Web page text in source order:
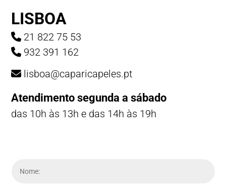
LISBOA
21 822 75 53
932 391 162
lisboa@caparicapeles.pt
Atendimento segunda a sábado
das 10h às 13h e das 14h às 19h